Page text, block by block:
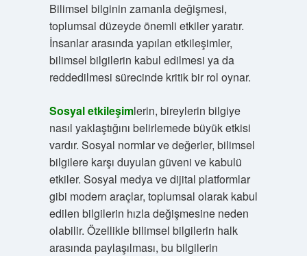
Bilimsel bilginin zamanla değişmesi,
toplumsal düzeyde önemli etkiler yaratır.
İnsanlar arasında yapılan etkileşimler,
bilimsel bilgilerin kabul edilmesi ya da
reddedilmesi sürecinde kritik bir rol oynar.
Sosyal etkileşimlerin, bireylerin bilgiye
nasıl yaklaştığını belirlemede büyük etkisi
vardır. Sosyal normlar ve değerler, bilimsel
bilgilere karşı duyulan güveni ve kabulü
etkiler. Sosyal medya ve dijital platformlar
gibi modern araçlar, toplumsal olarak kabul
edilen bilgilerin hızla değişmesine neden
olabilir. Özellikle bilimsel bilgilerin halk
arasında paylaşılması, bu bilgilerin